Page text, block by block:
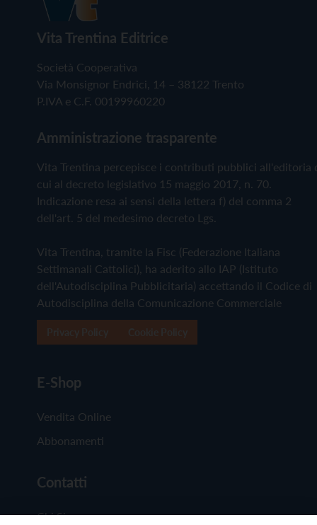
Vita Trentina Editrice
Società Cooperativa
Via Monsignor Endrici, 14 – 38122 Trento
P.IVA e C.F. 00199960220
Amministrazione trasparente
Vita Trentina percepisce i contributi pubblici all'editoria
cui al decreto legislativo 15 maggio 2017, n. 70.
Indicazione resa ai sensi della lettera f) del comma 2
dell'art. 5 del medesimo decreto Lgs.
Vita Trentina, tramite la Fisc (Federazione Italiana
Settimanali Cattolici), ha aderito allo IAP (Istituto
dell'Autodisciplina Pubblicitaria) accettando il Codice di
Autodisciplina della Comunicazione Commerciale
E-Shop
Vendita Online
Abbonamenti
Contatti
Chi Siamo